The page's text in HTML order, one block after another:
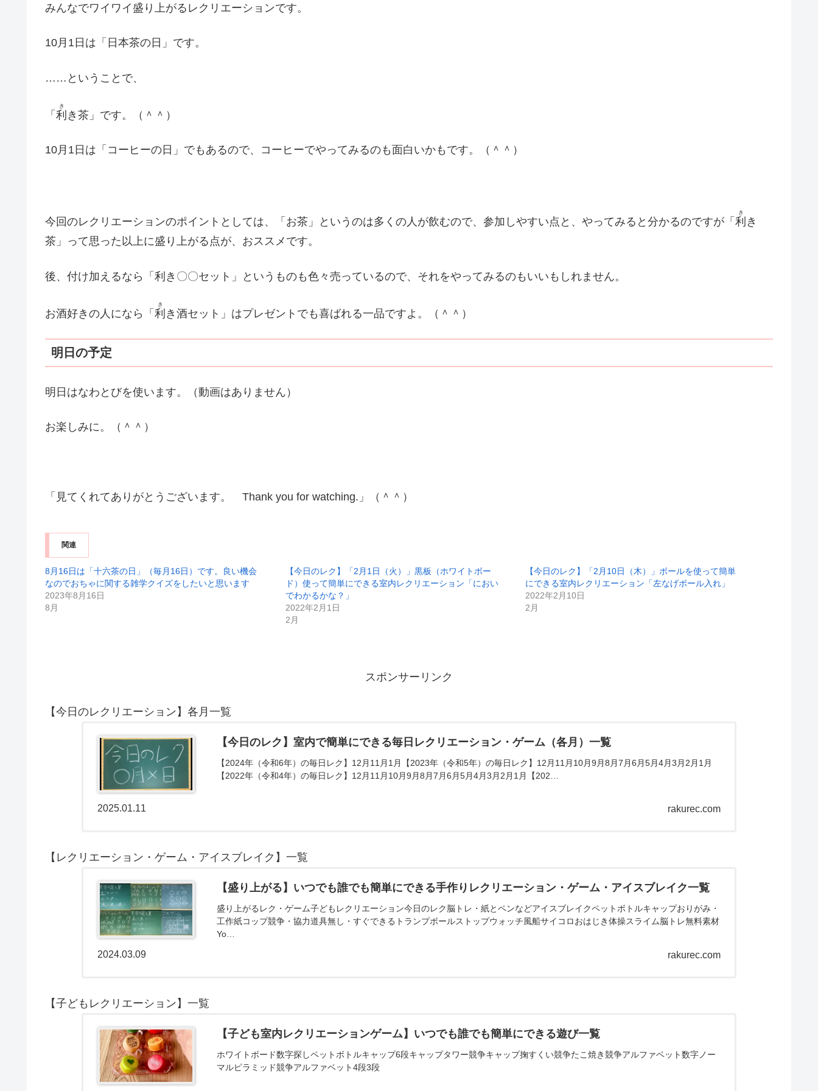
みんなでワイワイ盛り上がるレクリエーションです。
10月1日は「日本茶の日」です。
……ということで、
「 利
き
き茶」です。（＾＾）
10月1日は「コーヒーの日」でもあるので、コーヒーでやってみるのも面白いかもです。（＾＾）
今回のレクリエーションのポイントとしては、「お茶」というのは多くの人が飲むので、参加しやすい点と、やってみると分かるのですが「 利
き
き
茶」って思った以上に盛り上がる点が、おススメです。
後、付け加えるなら「利き〇〇セット」というものも色々売っているので、それをやってみるのもいいもしれません。
お酒好きの人になら「 利
き
き酒セット」はプレゼントでも喜ばれる一品ですよ。（＾＾）
明日の予定
明日はなわとびを使います。（動画はありません）
お楽しみに。（＾＾）
「見てくれてありがとうございます。 Thank you for watching.」（＾＾）
関連
8月16日は「十六茶の日」（毎月16日）です。良い機会
なのでおちゃに関する雑学クイズをしたいと思います
2023年8月16日
8月
【今日のレク】「2月1日（火）」黒板（ホワイトボー
ド）使って簡単にできる室内レクリエーション「におい
でわかるかな？」
2022年2月1日
2月
【今日のレク】「2月10日（木）」ボールを使って簡単
にできる室内レクリエーション「左なげボール入れ」
2022年2月10日
2月
スポンサーリンク
【今日のレクリエーション】各月一覧
【今日のレク】室内で簡単にできる毎日レクリエーション・ゲーム（各月）一覧
【2024年（令和6年）の毎日レク】12月11月1月【2023年（令和5年）の毎日レク】12月11月10月9月8月7月6月5月4月3月2月1月
【2022年（令和4年）の毎日レク】12月11月10月9月8月7月6月5月4月3月2月1月【202…
rakurec.com
2025.01.11
【レクリエーション・ゲーム・アイスブレイク】一覧
【盛り上がる】いつでも誰でも簡単にできる手作りレクリエーション・ゲーム・アイスブレイク一覧
盛り上がるレク・ゲーム子どもレクリエーション今日のレク脳トレ・紙とペンなどアイスブレイクペットボトルキャップおりがみ・
工作紙コップ競争・協力道具無し・すぐできるトランプボールストップウォッチ風船サイコロおはじき体操スライム脳トレ無料素材
Yo…
rakurec.com
2024.03.09
【子どもレクリエーション】一覧
【子ども室内レクリエーションゲーム】いつでも誰でも簡単にできる遊び一覧
ホワイトボード数字探しペットボトルキャップ6段キャップタワー競争キャップ掬すくい競争たこ焼き競争アルファベット数字ノー
マルピラミッド競争アルファベット4段3段